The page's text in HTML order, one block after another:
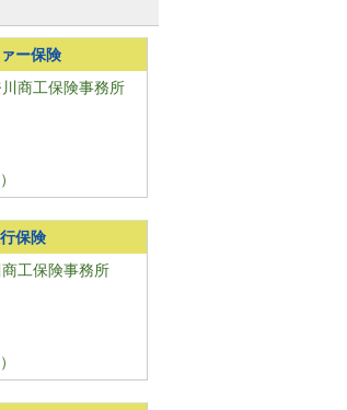
ー保険
保険